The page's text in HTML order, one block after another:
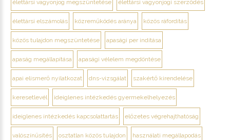
élettársi vagyonjog megszüntetése élettársi vagyonjogi szerződés
élettársi elszámolás közreműködés aránya közös ráfordítás
közös tulajdon megszüntetése apasági per indítása
apaság megállapítása apasági vélelem megdöntése
apai elismerő nyilatkozat dns-vizsgálat szakértő kirendelése
keresetlevél ideiglenes intézkedés gyermekelhelyezés
ideiglenes intézkedés kapcsolattartás előzetes végrehajthatóság
valószínűsítés osztatlan közös tulajdon használati megállapodás